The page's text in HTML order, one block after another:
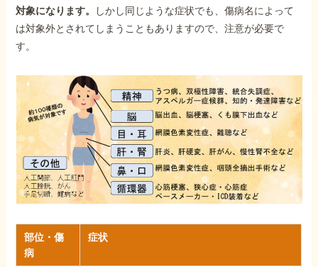
対象になります。
しかし同じような症状でも、傷病名によって
は対象外とされてしまうこともありますので、注意が必要で
す。
部位・傷
病
症状